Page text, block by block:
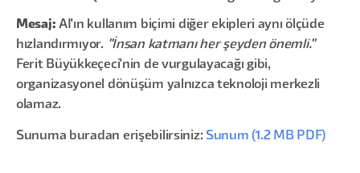
Mesaj: AI'ın kullanım biçimi diğer ekipleri aynı ölçüde
hızlandırmıyor. "İnsan katmanı her şeyden önemli."
Ferit Büyükkeçeci'nin de vurgulayacağı gibi,
organizasyonel dönüşüm yalnızca teknoloji merkezli
olamaz.
Sunuma buradan erişebilirsiniz: Sunum (1.2 MB PDF)